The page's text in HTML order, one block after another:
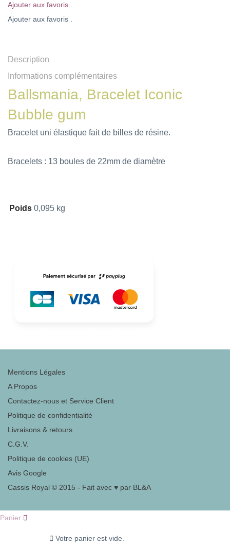
Ajouter aux favoris .
Ajouter aux favoris .
Description
Informations complémentaires
Ballsmania, Bracelet Iconic
Bubble gum
Bracelet uni élastique fait de billes de résine.
Bracelets : 13 boules de 22mm de diamètre
Poids 0,095 kg
Mentions Légales
A Propos
Contactez-nous et Service Client
Politique de confidentialité
Livraisons & retours
C.G.V.
Politique de cookies (UE)
Avis Google
Cassis Royal © 2015 - Fait avec ♥ par BL&A
Panier
Votre panier est vide.